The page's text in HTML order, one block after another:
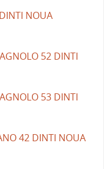
NOUA
52 DINTI
53 DINTI
42 DINTI NOUA